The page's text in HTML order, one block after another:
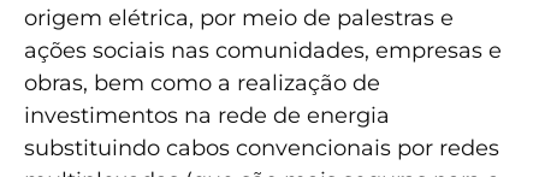
origem elétrica, por meio de palestras e
ações sociais nas comunidades, empresas e
obras, bem como a realização de
investimentos na rede de energia
substituindo cabos convencionais por redes